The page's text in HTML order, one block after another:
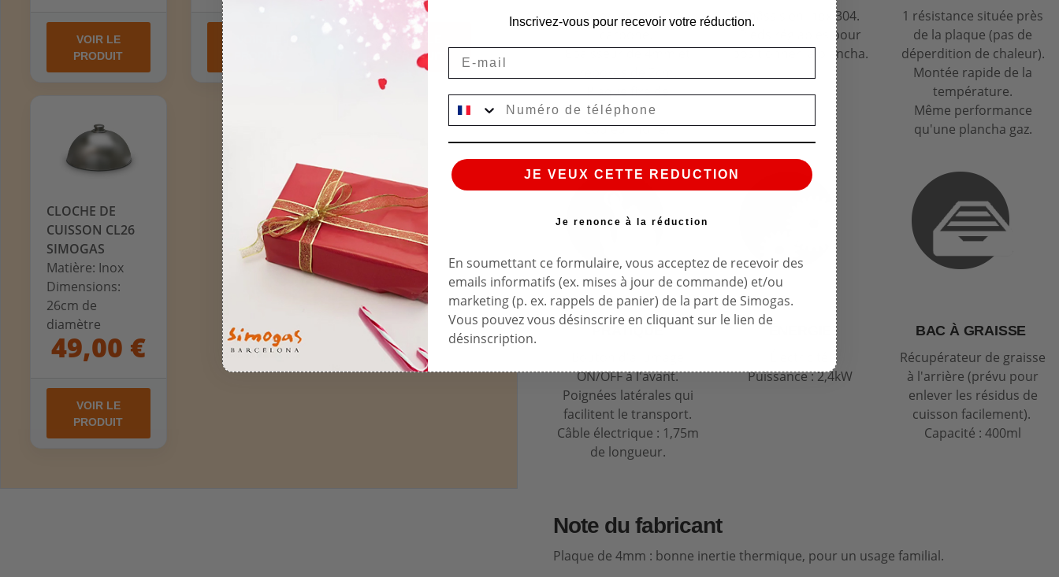
Acier laminé au
Épaisseur de 4mm et
Plaque fixe de
45,5x35,5cm.
Couleur noire.
Châssis en inox 304.
Pieds réglables pour
positionner la plancha.
1 résistance située près
de la plaque (pas de
déperdition de chaleur).
Montée rapide de la
température.
Même performance
qu'une plancha gaz.
ON/OFF à l'avant.
Poignées latérales qui
facilitent le transport.
Câble électrique : 1,75m
de longueur.
Puissance : 2,4kW
BAC À GRAISSE
Récupérateur de graisse
à l'arrière (prévu pour
enlever les résidus de
cuisson facilement).
Capacité : 400ml
Note du fabricant
Plaque de 4mm : bonne inertie thermique, pour un usage familial.
VOIR LE
PRODUIT
VOIR LE
PRODUIT
CLOCHE DE
CUISSON CL26
SIMOGAS
Matière: Inox
Dimensions:
26cm de
diamètre
49,00 €
VOIR LE
PRODUIT
Inscrivez-vous pour recevoir votre réduction.
JE VEUX CETTE REDUCTION
Je renonce à la réduction
En soumettant ce formulaire, vous acceptez de recevoir des
emails informatifs (ex. mises à jour de commande) et/ou
marketing (p. ex. rappels de panier) de la part de Simogas.
Vous pouvez vous désinscrire en cliquant sur le lien de
désinscription.